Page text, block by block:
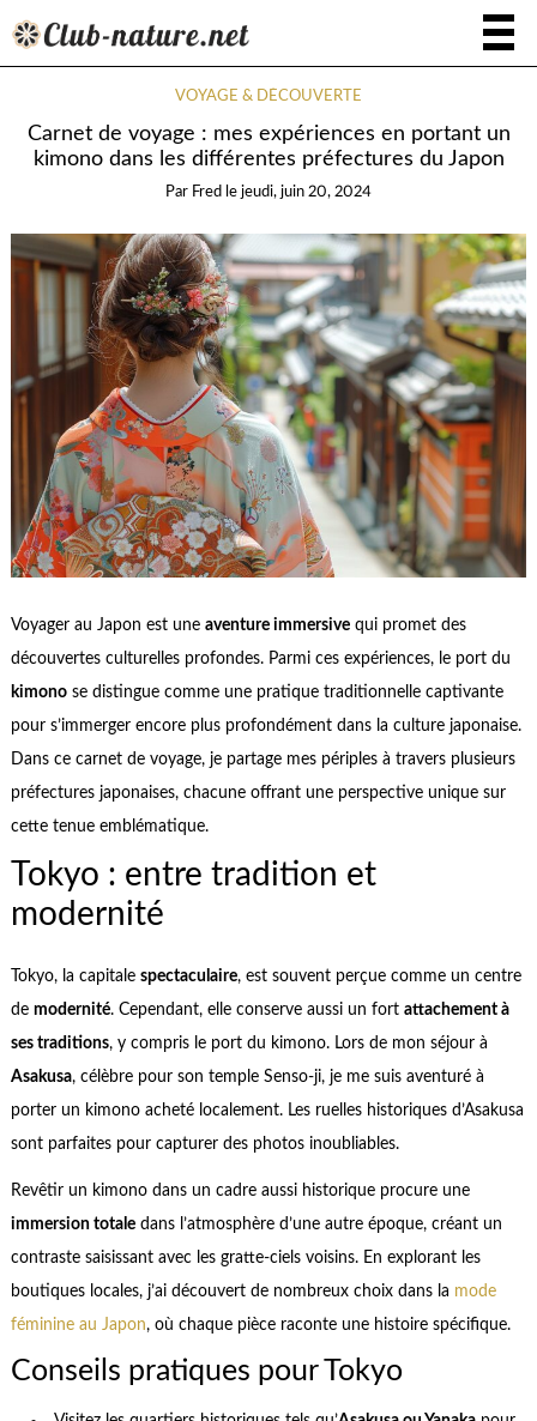
VOYAGE & DÉCOUVERTE
Carnet de voyage : mes expériences en portant un
kimono dans les différentes préfectures du Japon
Par Fred le jeudi, juin 20, 2024
Voyager au Japon est une aventure immersivequi promet des
découvertes culturelles profondes. Parmi ces expériences, le port du
kimonose distingue comme une pratique traditionnelle captivante
pour s’immerger encore plus profondément dans la culture japonaise.
Dans ce carnet de voyage, je partage mes périples à travers plusieurs
préfectures japonaises, chacune offrant une perspective unique sur
cette tenue emblématique.
Tokyo : entre tradition et
modernité
Tokyo, la capitale spectaculaire, est souvent perçue comme un centre
de modernité. Cependant, elle conserve aussi un fort attachement à
ses traditions, y compris le port du kimono. Lors de mon séjour à
Asakusa, célèbre pour son temple Senso-ji, je me suis aventuré à
porter un kimono acheté localement. Les ruelles historiques d’Asakusa
sont parfaites pour capturer des photos inoubliables.
Revêtir un kimono dans un cadre aussi historique procure une
immersion totaledans l’atmosphère d’une autre époque, créant un
contraste saisissant avec les gratte-ciels voisins. En explorant les
boutiques locales, j’ai découvert de nombreux choix dans la mode
féminine au Japon, où chaque pièce raconte une histoire spécifique.
Conseils pratiques pour Tokyo